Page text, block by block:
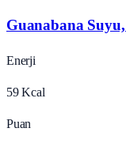
Guanabana
Enerji
59 Kcal
Puan